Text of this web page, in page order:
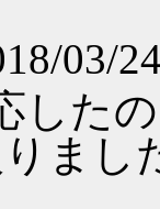
03/
した
まし